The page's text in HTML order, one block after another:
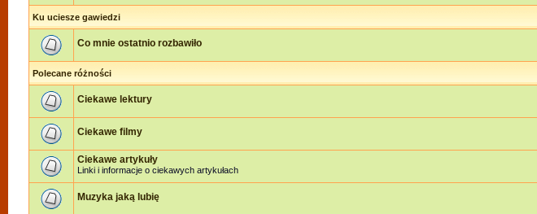
Ku uciesze gawiedzi
Co mnie ostatnio rozbawiło
Polecane różności
Ciekawe lektury
Ciekawe filmy
Ciekawe artykuły
Linki i informacje o ciekawych artykułach
Muzyka jaką lubię